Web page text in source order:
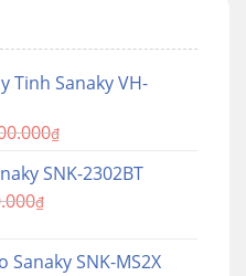
Tinh Sanaky VH-
₫
SNK-2302BT
₫
Sanaky SNK-MS2X